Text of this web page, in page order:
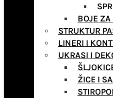
BOJE ZA
STRUKTUR
LINERI I
UKRASI I
ŽICE I